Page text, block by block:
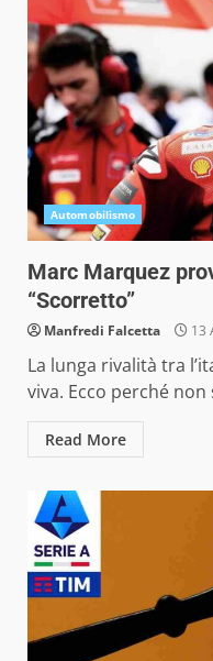
Automobilismo
Marc Marquez
“Scorretto”
Manfredi Falcetta 13
La lunga rivalità tra
viva. Ecco perché
Read More